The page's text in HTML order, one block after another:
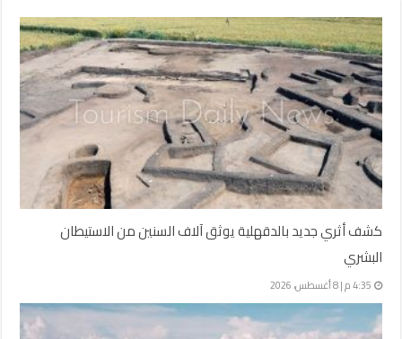
كشف أثري جديد بالدقهلية يوثق آلاف السنين من الاستيطان
البشري
4:35 م | 8 أغسطس، 2026